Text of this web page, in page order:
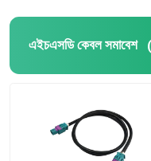
এইচএসডি কেবল সমাবেশ